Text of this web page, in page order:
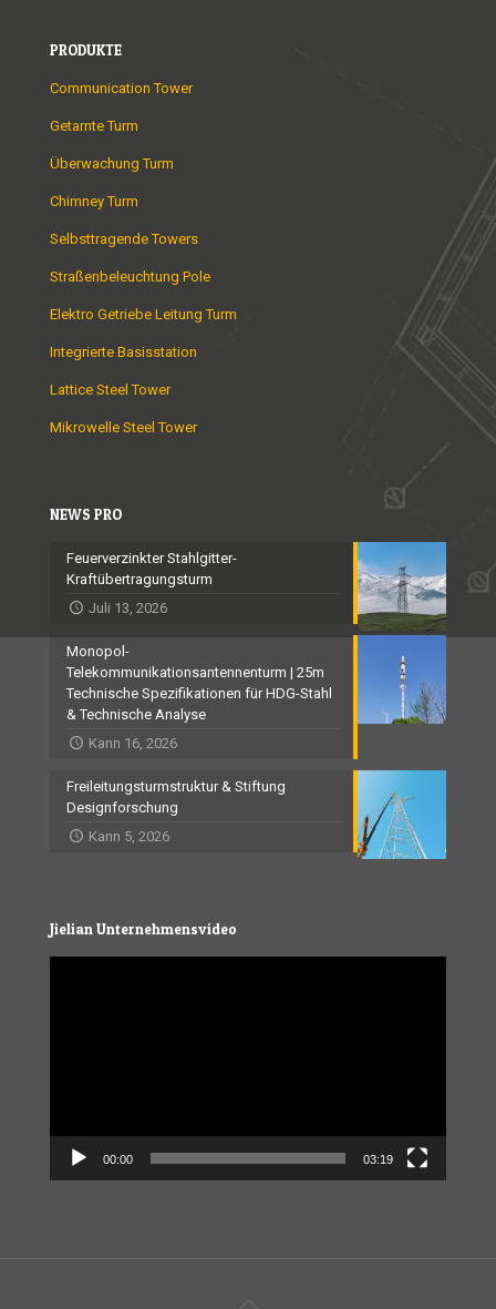
PRODUKTE
Communication Tower
Getarnte Turm
Überwachung Turm
Chimney Turm
Selbsttragende Towers
Straßenbeleuchtung Pole
Elektro Getriebe Leitung Turm
Integrierte Basisstation
Lattice Steel Tower
Mikrowelle Steel Tower
NEWS PRO
Feuerverzinkter Stahlgitter-
Kraftübertragungsturm
Juli 13, 2026
Monopol-
Telekommunikationsantennenturm | 25m
Technische Spezifikationen für HDG-Stahl
& Technische Analyse
Kann 16, 2026
Freileitungsturmstruktur & Stiftung
Designforschung
Kann 5, 2026
Jielian Unternehmensvideo
00:00 03:19